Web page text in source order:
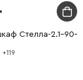
Стелла-2.1-90-
+119